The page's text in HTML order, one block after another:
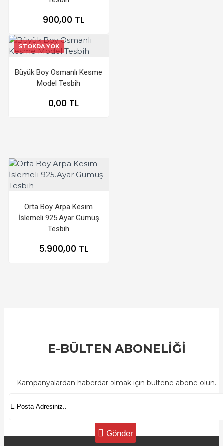
900,00 TL
STOKDA YOK
Büyük Boy Osmanlı Kesme
Model Tesbih
0,00 TL
Orta Boy Arpa Kesim
İslemeli 925.Ayar Gümüş
Tesbih
5.900,00 TL
E-BÜLTEN ABONELİĞİ
Kampanyalardan haberdar olmak için bültene abone olun.
Gönder